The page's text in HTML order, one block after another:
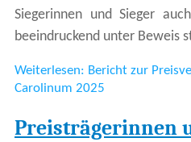
Siegerinnen und Sieger
beeindruckend unter Beweis
Weiterlesen: Bericht zur
Carolinum 2025
Preisträgerinnen